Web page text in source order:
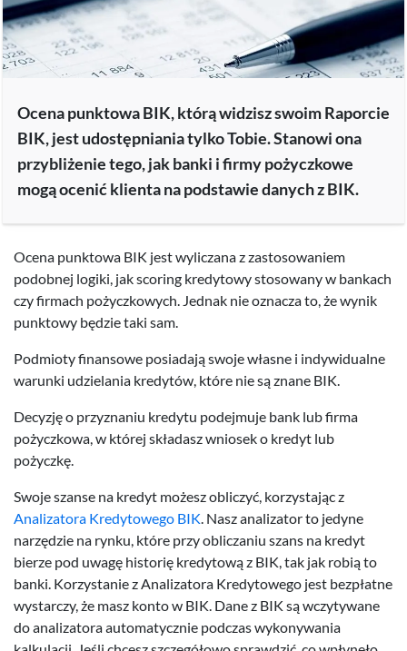
A może jedno i drugie?
Rejestracja i zakup Pakietu BIK 129 zł
Przygotuj aplikację mObywatel lub dane z dokumentu
Masz już konto w BIK?Zaloguj się
Ocena punktowa BIK, którą widzisz swoim Raporcie
BIK, jest udostępniania tylko Tobie. Stanowi ona
przybliżenie tego, jak banki i firmy pożyczkowe
mogą ocenić klienta na podstawie danych z BIK.
Ocena punktowa BIK jest wyliczana z zastosowaniem
podobnej logiki, jak scoring kredytowy stosowany w bankach
czy firmach pożyczkowych. Jednak nie oznacza to, że wynik
punktowy będzie taki sam.
Podmioty finansowe posiadają swoje własne i indywidualne
warunki udzielania kredytów, które nie są znane BIK.
Decyzję o przyznaniu kredytu podejmuje bank lub firma
pożyczkowa, w której składasz wniosek o kredyt lub
pożyczkę.
Swoje szanse na kredyt możesz obliczyć, korzystając z
Analizatora Kredytowego BIK . Nasz analizator to jedyne
narzędzie na rynku, które przy obliczaniu szans na kredyt
bierze pod uwagę historię kredytową z BIK, tak jak robią to
banki. Korzystanie z Analizatora Kredytowego jest bezpłatne
wystarczy, że masz konto w BIK. Dane z BIK są wczytywane
do analizatora automatycznie podczas wykonywania